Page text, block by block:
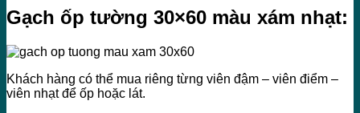
Gạch ốp tường 30×60 màu xám nhạt:
Khách hàng có thể mua riêng từng viên đậm – viên điểm –
viên nhạt để ốp hoặc lát.